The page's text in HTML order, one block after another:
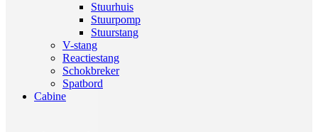
Stuurhuis
Stuurpomp
Stuurstang
V-stang
Reactiestang
Schokbreker
Spatbord
Cabine